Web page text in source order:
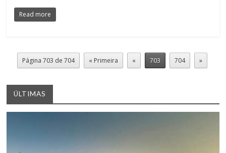
Read more
Página 703 de 704 « Primeira « 703 704 »
ÚLTIMAS